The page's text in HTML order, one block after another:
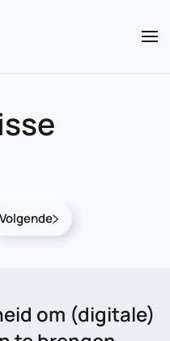
gaan
Volgende
om (digitale)